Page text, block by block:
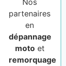
Nos
partenaires
en
dépannage
motoet
remorquage